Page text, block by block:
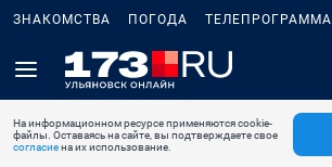
ЗНАКОМСТВА ПОГОДА ТЕЛЕПРОГРАММА
На информационном ресурсе применяются cookie-
файлы. Оставаясь на сайте, вы подтверждаете свое
согласиена их использование.